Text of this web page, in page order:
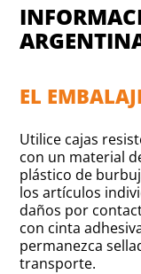
EL
Utilice cajas
con un material
plástico de
los artículos
daños por
con cinta
permanezca
transporte.